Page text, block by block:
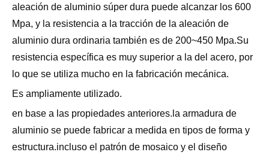
aleación de aluminio súper dura puede alcanzar los 600
Mpa, y la resistencia a la tracción de la aleación de
aluminio dura ordinaria también es de 200~450 Mpa.Su
resistencia específica es muy superior a la del acero, por
lo que se utiliza mucho en la fabricación mecánica.
Es ampliamente utilizado.
en base a las propiedades anteriores.la armadura de
aluminio se puede fabricar a medida en tipos de forma y
estructura.incluso el patrón de mosaico y el diseño